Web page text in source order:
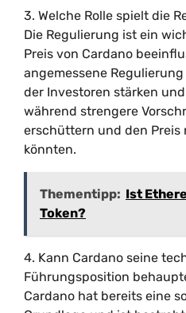
3. Welche Rolle spielt die
Die Regulierung ist ein
Preis von Cardano
angemessene
der Investoren stärken
während strengere
erschüttern und den Preis
könnten.
Thementipp: Ist
Token?
4. Kann Cardano seine
Führungsposition
Cardano hat bereits eine